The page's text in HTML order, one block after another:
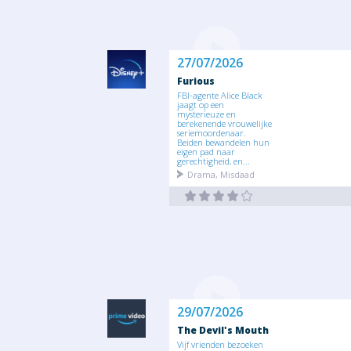
27/07/2026
Furious
FBI-agente Alice Black
jaagt op een
mysterieuze en
berekenende vrouwelijke
seriemoordenaar.
Beiden bewandelen hun
eigen pad naar
gerechtigheid, en...
Drama, Misdaad
29/07/2026
The Devil's Mouth
Vijf vrienden bezoeken